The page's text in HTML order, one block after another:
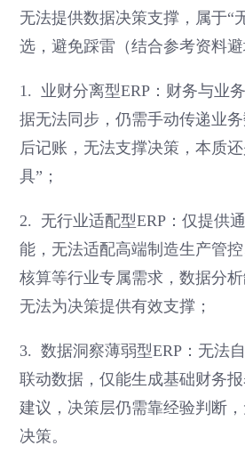
无法提供数据决策支撑，属于“
选，避免踩雷（结合参考资料避
1. 业财分离型ERP：财务与业
据无法同步，仍需手动传递业
后记账，无法支撑决策，本质
具”；
2. 无行业适配型ERP：仅提供
能，无法适配高端制造生产管
核算等行业专属需求，数据分析
无法为决策提供有效支撑；
3. 数据洞察薄弱型ERP：无法
联动数据，仅能生成基础财务
建议，决策层仍需靠经验判断
决策。